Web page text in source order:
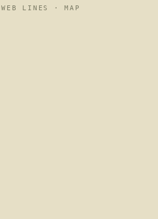
WEB LINES ·MAP